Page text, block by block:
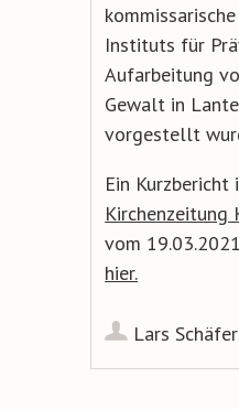
Instituts für
Aufarbeitung
Gewalt in
vorgestellt
Ein Kurzbericht
Kirchenzeitung
vom
hier.
Lars